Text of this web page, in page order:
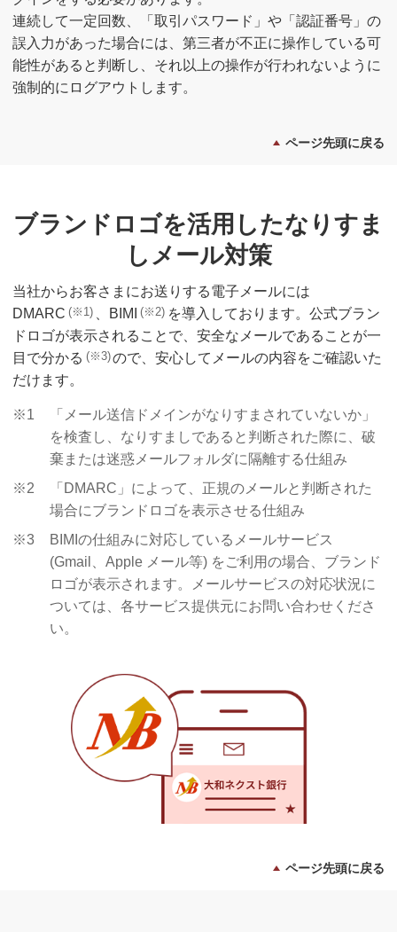
連続して一定回数、「取引パスワード」や「認証番号」の
誤入力があった場合には、第三者が不正に操作している可
能性があると判断し、それ以上の操作が行われないように
強制的にログアウトします。
ページ先頭に戻る
ブランドロゴを活用したなりすま
しメール対策
当社からお客さまにお送りする電子メールには
DMARC (※1) 、BIMI (※2) を導入しております。公式ブラン
ドロゴが表示されることで、安全なメールであることが一
目で分かる (※3)ので、安心してメールの内容をご確認いた
だけます。
※1
「メール送信ドメインがなりすまされていないか」
を検査し、なりすましであると判断された際に、破
棄または迷惑メールフォルダに隔離する仕組み
※2
「DMARC」によって、正規のメールと判断された
場合にブランドロゴを表示させる仕組み
※3
BIMIの仕組みに対応しているメールサービス
(Gmail、Apple メール等) をご利用の場合、ブランド
ロゴが表示されます。メールサービスの対応状況に
ついては、各サービス提供元にお問い合わせくださ
い。
ページ先頭に戻る